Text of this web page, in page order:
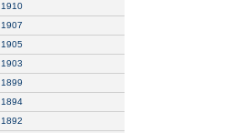
1910
1907
1905
1903
1899
1894
1892